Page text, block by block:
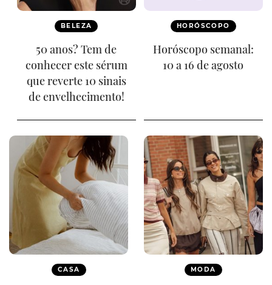
BELEZA
50 anos? Tem de
conhecer este sérum
que reverte 10 sinais
de envelhecimento!
HORÓSCOPO
Horóscopo semanal:
10 a 16 de agosto
CASA MODA